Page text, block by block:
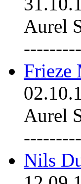
Aurel
Frieze
Aurel
Nils